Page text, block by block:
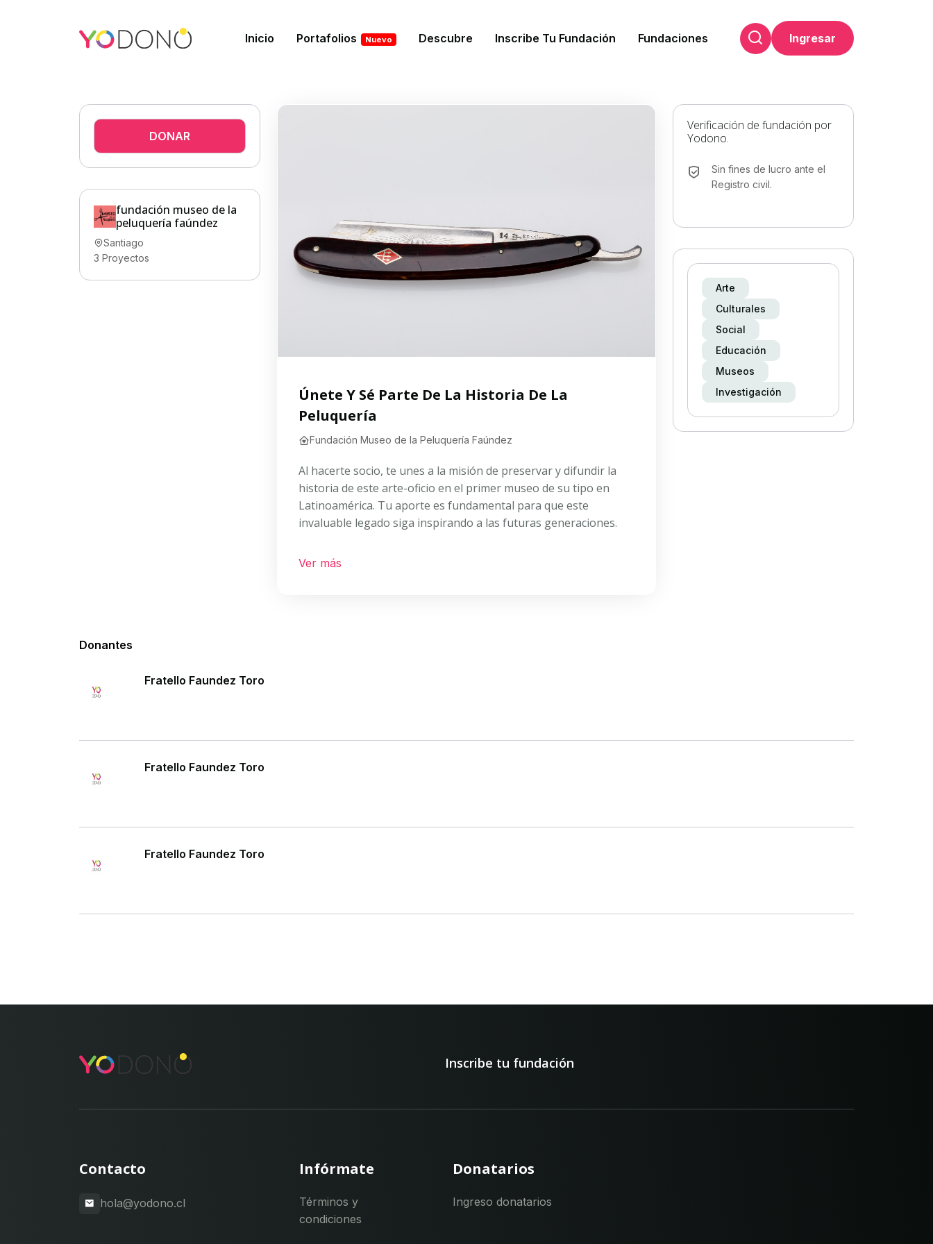
Inicio Portafolios Nuevo Descubre Inscribe Tu Fundación Fundaciones Ingresar
DONAR
fundación museo de la
peluquería faúndez
Santiago
3 Proyectos
Únete Y Sé Parte De La Historia De La
Peluquería
Fundación Museo de la Peluquería Faúndez
Al hacerte socio, te unes a la misión de preservar y difundir la
historia de este arte-oficio en el primer museo de su tipo en
Latinoamérica. Tu aporte es fundamental para que este
invaluable legado siga inspirando a las futuras generaciones.
Ver más
Verificación de fundación por
Yodono.
Sin fines de lucro ante el
Registro civil.
Arte
Culturales
Social
Educación
Museos
Investigación
Donantes
Fratello Faundez Toro
Fratello Faundez Toro
Fratello Faundez Toro
Inscribe tu fundación
Contacto
hola@yodono.cl
Infórmate
Términos y
condiciones
Donatarios
Ingreso donatarios